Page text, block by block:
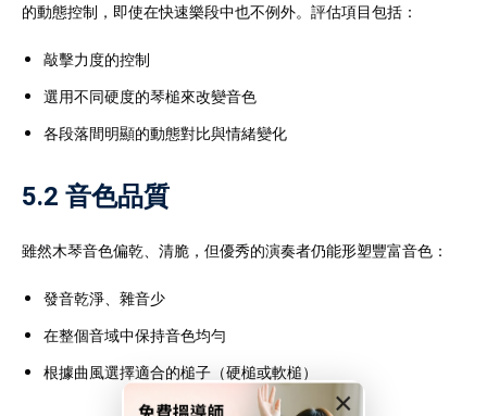
×
的動態控制，即使在快速樂段中也不例外。評估項目包括：
敲擊力度的控制
選用不同硬度的琴槌來改變音色
各段落間明顯的動態對比與情緒變化
5.2 音色品質
雖然木琴音色偏乾、清脆，但優秀的演奏者仍能形塑豐富音色：
發音乾淨、雜音少
在整個音域中保持音色均勻
根據曲風選擇適合的槌子（硬槌或軟槌）